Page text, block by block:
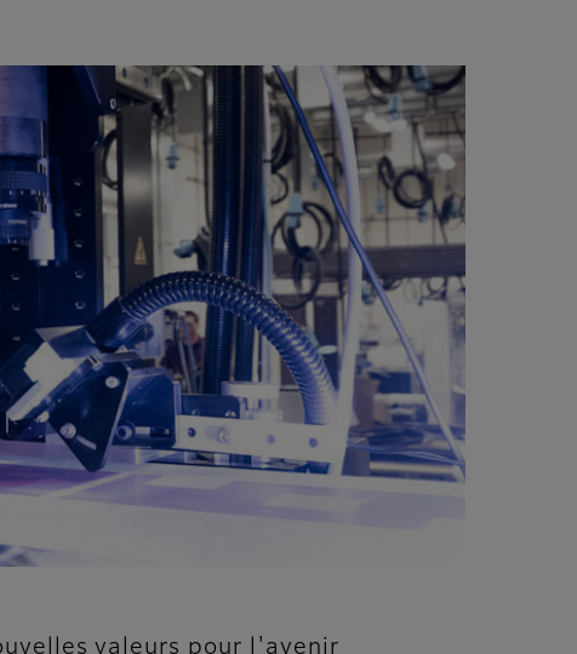
valeurs pour l'avenir